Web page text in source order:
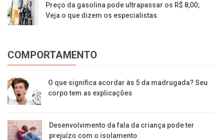
Preço da gasolina pode ultrapassar os R$ 8,00;
Veja o que dizem os especialistas
COMPORTAMENTO
O que significa acordar às 5 da madrugada? Seu
corpo tem as explicações
Desenvolvimento da fala da criança pode ter
prejuízo com o isolamento